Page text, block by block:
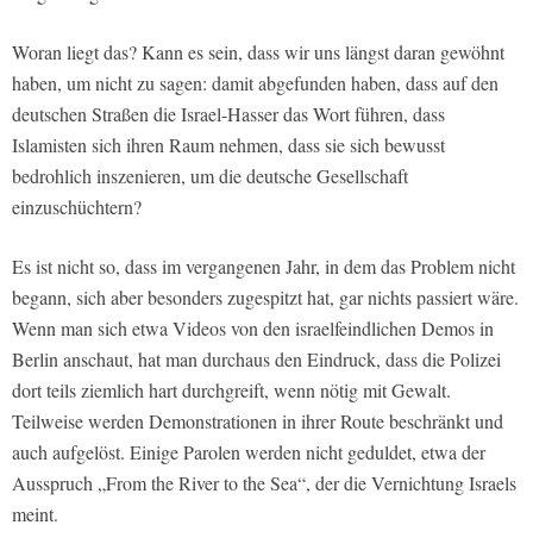
Woran liegt das? Kann es sein, dass wir uns längst daran gewöhnt
haben, um nicht zu sagen: damit abgefunden haben, dass auf den
deutschen Straßen die Israel-Hasser das Wort führen, dass
Islamisten sich ihren Raum nehmen, dass sie sich bewusst
bedrohlich inszenieren, um die deutsche Gesellschaft
einzuschüchtern?
Es ist nicht so, dass im vergangenen Jahr, in dem das Problem nicht
begann, sich aber besonders zugespitzt hat, gar nichts passiert wäre.
Wenn man sich etwa Videos von den israelfeindlichen Demos in
Berlin anschaut, hat man durchaus den Eindruck, dass die Polizei
dort teils ziemlich hart durchgreift, wenn nötig mit Gewalt.
Teilweise werden Demonstrationen in ihrer Route beschränkt und
auch aufgelöst. Einige Parolen werden nicht geduldet, etwa der
Ausspruch „From the River to the Sea“, der die Vernichtung Israels
meint.